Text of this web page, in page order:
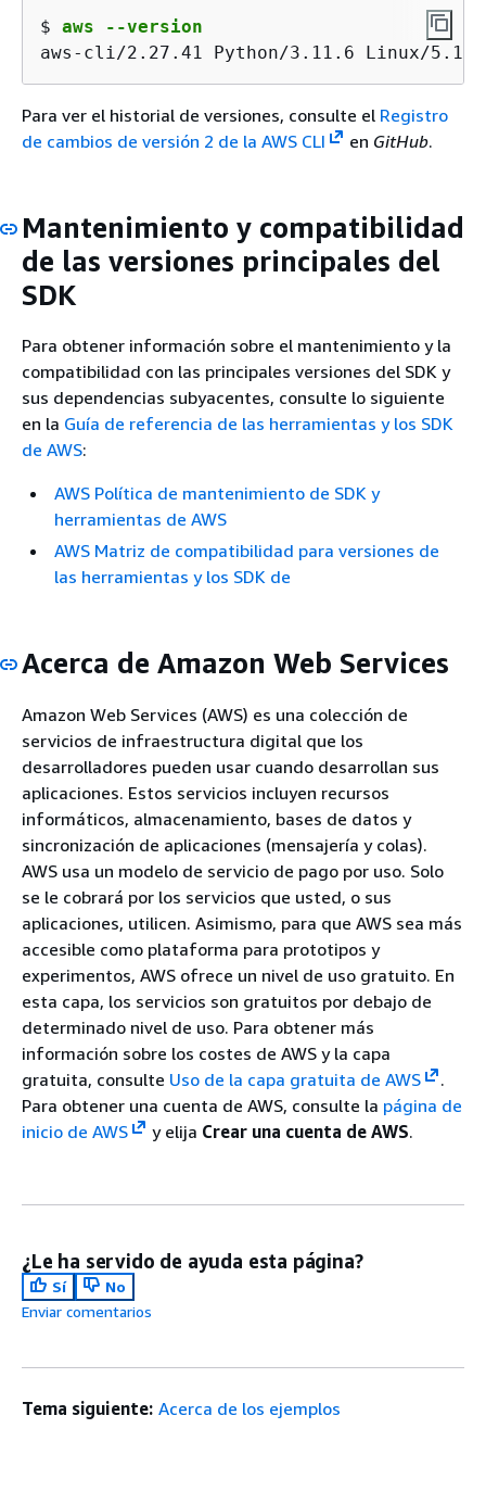
$ aws --version
aws-cli/2.27.41 Python/3.11.6 Linux/
Para ver el historial de versiones, consulte el Registro
de cambios de versión 2 de la AWS CLI
en GitHub.
Mantenimiento y compatibilidad
de las versiones principales del
SDK
Para obtener información sobre el mantenimiento y la
compatibilidad con las principales versiones del SDK y
sus dependencias subyacentes, consulte lo siguiente
en la Guía de referencia de las herramientas y los SDK
de AWS:
AWS Política de mantenimiento de SDK y
herramientas de AWS
AWS Matriz de compatibilidad para versiones de
las herramientas y los SDK de
Acerca de Amazon Web Services
Amazon Web Services (AWS) es una colección de
servicios de infraestructura digital que los
desarrolladores pueden usar cuando desarrollan sus
aplicaciones. Estos servicios incluyen recursos
informáticos, almacenamiento, bases de datos y
sincronización de aplicaciones (mensajería y colas).
AWS usa un modelo de servicio de pago por uso. Solo
se le cobrará por los servicios que usted, o sus
aplicaciones, utilicen. Asimismo, para que AWS sea más
accesible como plataforma para prototipos y
experimentos, AWS ofrece un nivel de uso gratuito. En
esta capa, los servicios son gratuitos por debajo de
determinado nivel de uso. Para obtener más
información sobre los costes de AWS y la capa
gratuita, consulte Uso de la capa gratuita de AWS
.
Para obtener una cuenta de AWS, consulte la página de
inicio de AWS
y elija Crear una cuenta de AWS.
¿Le ha servido de ayuda esta página?
Sí
No
Enviar comentarios
Tema siguiente: Acerca de los ejemplos